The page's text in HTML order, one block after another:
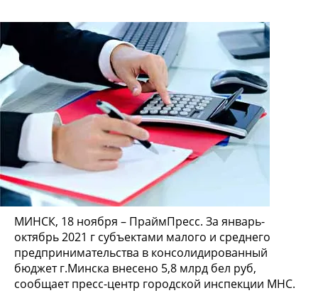
МИНСК, 18 ноября – ПраймПресс. За январь-
октябрь 2021 г субъектами малого и среднего
предпринимательства в консолидированный
бюджет г.Минска внесено 5,8 млрд бел руб,
сообщает пресс-центр городской инспекции МНС.